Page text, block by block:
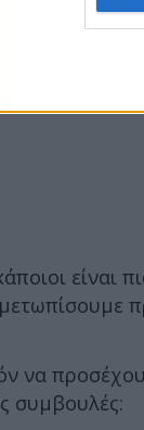
είναι
να
συμβουλές: